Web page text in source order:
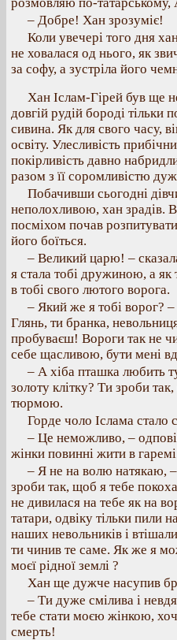
– Добре! Хан зрозуміє!
Коли увечері того дня
не ховалася од нього, як
за софу, а зустріла його
Хан Іслам-Гірей був ще
довгій рудій бороді тільки
сивина. Як для свого часу,
освіту. Улесливість
покірливість давно
разом з її соромливістю
Побачивши сьогодні
неполохливою, хан зрадів.
посміхом почав
його боїться.
– Великий царю! –
я стала тобі дружиною, а як
в тобі свого лютого ворога.
– Який же я тобі ворог?
Глянь, ти бранка,
пробуваєш! Вороги так не
себе щасливою, бути мені
– А хіба пташка любить
золоту клітку? Ти зроби
тюрмою.
Горде чоло Іслама стало
– Це неможливо, –
жінки повинні жити в
– Я не на волю натякаю,
зроби так, щоб я тебе
не дивилася на тебе як на
татари, одвіку тільки
наших невольників і
ти чинив те саме. Як же я
моєї рідної землі ?
Хан ще дужче насупив
– Ти дуже смілива і
тебе стати моєю жінкою,
смерть!